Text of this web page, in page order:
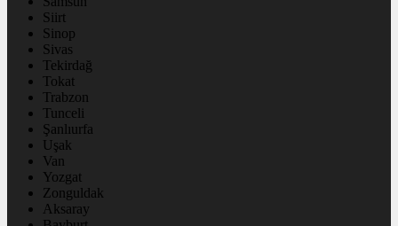
Siirt
Sinop
Sivas
Tekirdağ
Tokat
Trabzon
Tunceli
Şanlıurfa
Uşak
Van
Yozgat
Zonguldak
Aksaray